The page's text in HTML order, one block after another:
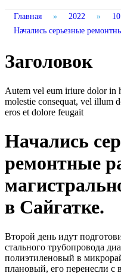
Главная » 2022 » 10
Начались серьезные
Заголовок
Autem vel eum iriure dolor in
molestie consequat, vel illum
eros et dolore feugait
Начались
ремонтные
в Сайгатке.
Второй день идут
стального трубопровода
полиэтиленовый в
плановый, его перенесли с